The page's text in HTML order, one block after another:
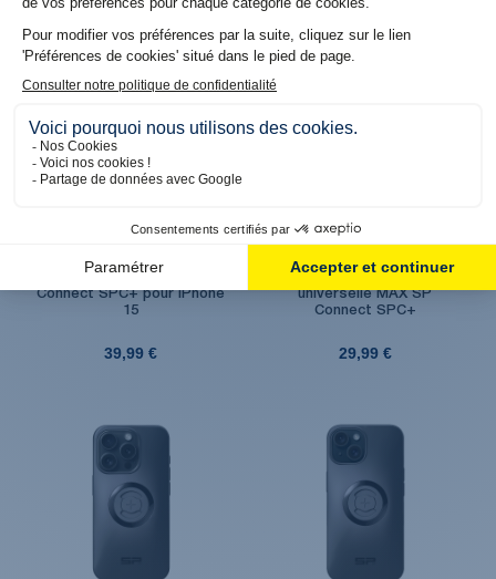
Connect SPC+ pour iPhone
15
39,99 €
Produit en réassort. Livraison sous 6 jours
Pince de Smartphone
universelle MAX SP
Connect SPC+
29,99 €